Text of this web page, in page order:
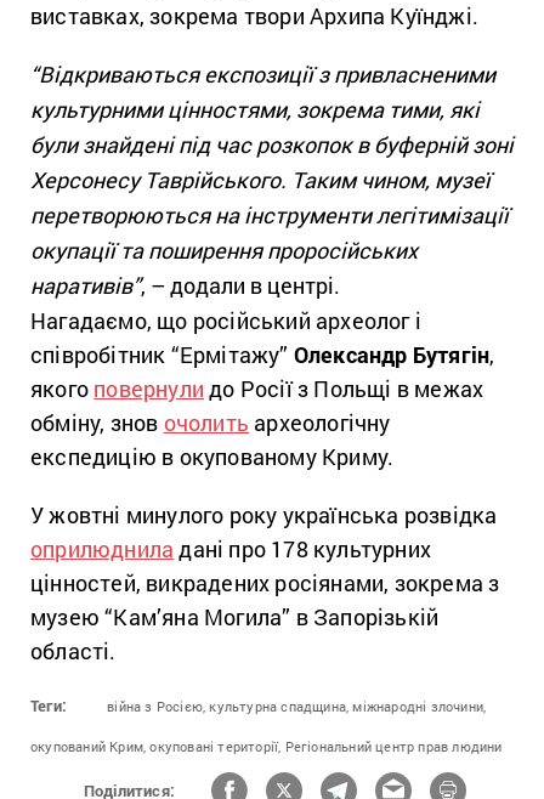
виставках, зокрема твори Архипа Куїнджі.
“Відкриваються експозиції з привласненими
культурними цінностями, зокрема тими, які
були знайдені під час розкопок в буферній зоні
Херсонесу Таврійського. Таким чином, музеї
перетворюються на інструменти легітимізації
окупації та поширення проросійських
наративів”, – додали в центрі.
Нагадаємо, що російський археолог і
співробітник “Ермітажу” Олександр Бутягін,
якого повернули до Росії з Польщі в межах
обміну, знов очолить археологічну
експедицію в окупованому Криму.
У жовтні минулого року українська розвідка
оприлюднила дані про 178 культурних
цінностей, викрадених росіянами, зокрема з
музею “Кам’яна Могила” в Запорізькій
області.
Теги: війна з Росією, культурна спадщина, міжнародні злочини,
окупований Крим, окуповані території, Регіональний центр прав людини
Поділитися: